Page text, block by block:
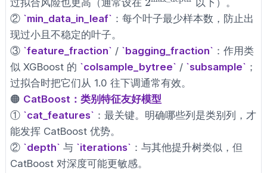
过拟合风险也更高（通常设在
以下）。
② `min_data_in_leaf` ：每个叶子最少样本数，防止出
现过小且不稳定的叶子。
③ `feature_fraction` / `bagging_fraction` ：作用类
似 XGBoost 的 `colsample_bytree` / `subsample` ；
过拟合时把它们从 1.0 往下调通常有效。
🟠 CatBoost：类别特征友好模型
① `cat_features` ：最关键。明确哪些列是类别列，才
能发挥 CatBoost 优势。
② `depth` 与 `iterations` ：与其他提升树类似，但
CatBoost 对深度可能更敏感。